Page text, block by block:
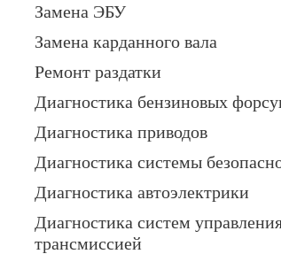
Замена ЭБУ
Замена карданного вала
Ремонт раздатки
Диагностика бензиновых
Диагностика приводов
Диагностика системы
Диагностика автоэлектрики
Диагностика систем
трансмиссией